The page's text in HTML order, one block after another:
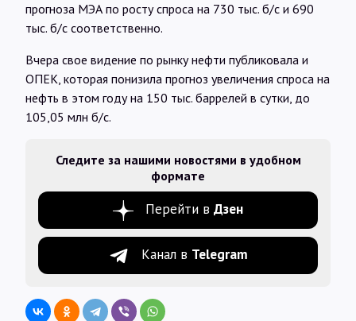
прогноза МЭА по росту спроса на 730 тыс. б/с и 690
тыс. б/с соответственно.
Вчера свое видение по рынку нефти публиковала и
ОПЕК, которая понизила прогноз увеличения спроса на
нефть в этом году на 150 тыс. баррелей в сутки, до
105,05 млн б/с.
Следите за нашими новостями в удобном
формате
Перейти в Дзен
Канал в Telegram